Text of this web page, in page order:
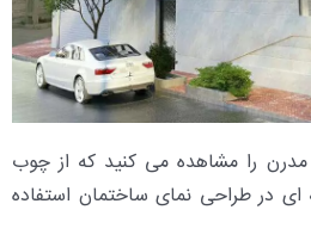
مدرن را مشاهده می کنید که از چوب
در طراحی نمای ساختمان استفاده